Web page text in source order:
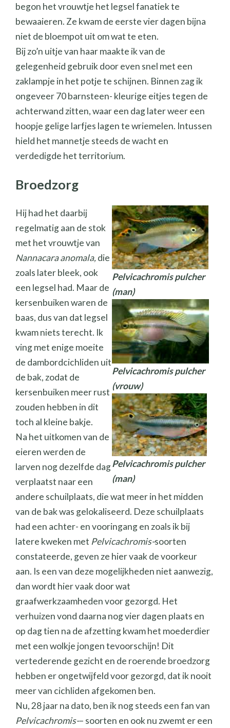
begon het vrouwtje het legsel fanatiek te
bewaaieren. Ze kwam de eerste vier dagen bijna
niet de bloempot uit om wat te eten.
Bij zo’n uitje van haar maakte ik van de
gelegenheid gebruik door even snel met een
zaklampje in het potje te schijnen. Binnen zag ik
ongeveer 70 barnsteen- kleurige eitjes tegen de
achterwand zitten, waar een dag later weer een
hoopje gelige larfjes lagen te wriemelen. Intussen
hield het mannetje steeds de wacht en
verdedigde het territorium.
Broedzorg
Pelvicachromis pulcher
(man)
Pelvicachromis pulcher
(vrouw)
Pelvicachromis pulcher
(man)
Hij had het daarbij
regelmatig aan de stok
met het vrouwtje van
Nannacara anomala,die
zoals later bleek, ook
een legsel had. Maar de
kersenbuiken waren de
baas, dus van dat legsel
kwam niets terecht. Ik
ving met enige moeite
de dambordcichliden uit
de bak, zodat de
kersenbuiken meer rust
zouden hebben in dit
toch al kleine bakje.
Na het uitkomen van de
eieren werden de
larven nog dezelfde dag
verplaatst naar een
andere schuilplaats, die wat meer in het midden
van de bak was gelokaliseerd. Deze schuilplaats
had een achter- en vooringang en zoals ik bij
latere kweken met Pelvicachromis-soorten
constateerde, geven ze hier vaak de voorkeur
aan. Is een van deze mogelijkheden niet aanwezig,
dan wordt hier vaak door wat
graafwerkzaamheden voor gezorgd. Het
verhuizen vond daarna nog vier dagen plaats en
op dag tien na de afzetting kwam het moederdier
met een wolkje jongen tevoorschijn! Dit
vertederende gezicht en de roerende broedzorg
hebben er ongetwijfeld voor gezorgd, dat ik nooit
meer van cichliden afgekomen ben.
Nu, 28 jaar na dato, ben ik nog steeds een fan van
Pelvicachromis-– soorten en ook nu zwemt er een